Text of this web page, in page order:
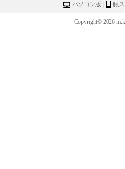
パソコン版 触
Copyright© 2026